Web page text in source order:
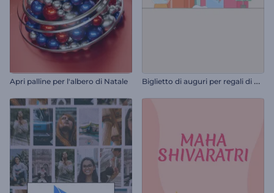
Apri palline per l'albero di Natale B
iglietto di auguri per regali di Natale